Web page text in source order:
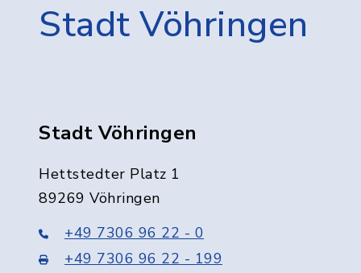
Stadt Vöhringen
Stadt Vöhringen
Hettstedter Platz 1
89269 Vöhringen
+49 7306 96 22 - 0
+49 7306 96 22 - 199